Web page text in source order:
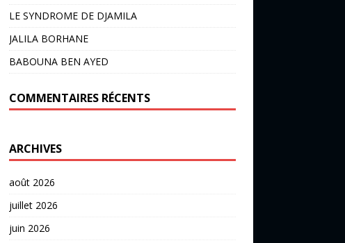
LE SYNDROME DE DJAMILA
JALILA BORHANE
BABOUNA BEN AYED
COMMENTAIRES RÉCENTS
ARCHIVES
août 2026
juillet 2026
juin 2026